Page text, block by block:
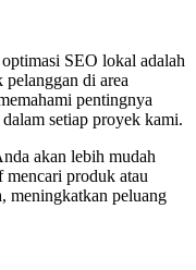
SEO lokal adalah
di area
pentingnya
setiap proyek kami.
akan lebih mudah
produk atau
meningkatkan peluang